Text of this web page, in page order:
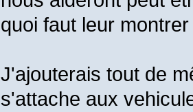
quoi faut leur
J'ajouterais tout de
s'attache aux